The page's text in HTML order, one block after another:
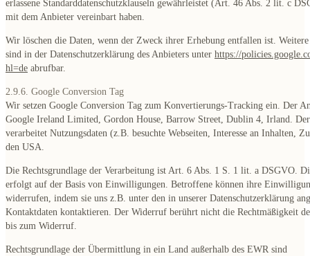
erlassene Standarddatenschutzklauseln gewährleistet (Art. 46 Abs. 2 lit. c
mit dem Anbieter vereinbart haben.
Wir löschen die Daten, wenn der Zweck ihrer Erhebung entfallen ist.
sind in der Datenschutzerklärung des Anbieters unter https://
hl=de abrufbar.
2.9.6. Google Conversion Tag
Wir setzen Google Conversion Tag zum Konvertierungs-Tracking ein. Der
Google Ireland Limited, Gordon House, Barrow Street, Dublin 4, Irland.
verarbeitet Nutzungsdaten (z.B. besuchte Webseiten, Interesse an Inhalten,
den USA.
Die Rechtsgrundlage der Verarbeitung ist Art. 6 Abs. 1 S. 1 lit. a DSGVO.
erfolgt auf der Basis von Einwilligungen. Betroffene können ihre
widerrufen, indem sie uns z.B. unter den in unserer Datenschutzerklärung
Kontaktdaten kontaktieren. Der Widerruf berührt nicht die Rechtmäßigkeit
bis zum Widerruf.
Rechtsgrundlage der Übermittlung in ein Land außerhalb des EWR sind